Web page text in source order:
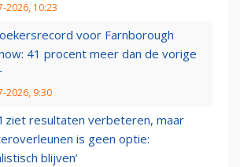
2026, 10:23
voor Farnborough
41 procent meer dan de vorige
2026, 9:30
ziet resultaten verbeteren, maar
is geen optie:
blijven’